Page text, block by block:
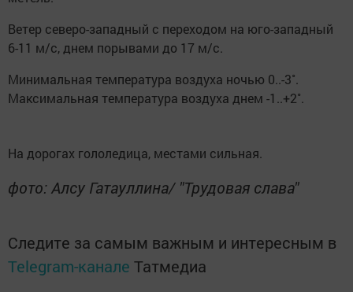
Ветер северо-западный с переходом на юго-западный
6-11 м/с, днем порывами до 17 м/с.
Минимальная температура воздуха ночью 0..-3˚.
Максимальная температура воздуха днем -1..+2˚.
На дорогах гололедица, местами сильная.
фото: Алсу Гатауллина/ "Трудовая слава"
Следите за самым важным и интересным в
Telegram-канале Татмедиа